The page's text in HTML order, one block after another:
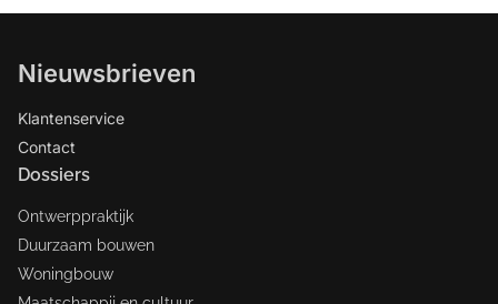
Nieuwsbrieven
Klantenservice
Contact
Dossiers
Ontwerppraktijk
Duurzaam bouwen
Woningbouw